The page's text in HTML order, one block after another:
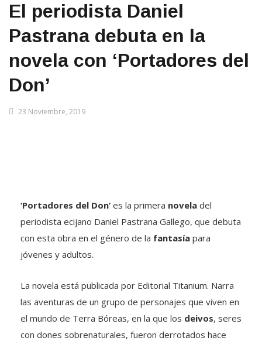
El periodista Daniel
Pastrana debuta en la
novela con ‘Portadores del
Don’
23 Noviembre, 2019
‘Portadores del Don’ es la primera novela del
periodista ecijano Daniel Pastrana Gallego, que debuta
con esta obra en el género de la fantasía para
jóvenes y adultos.
La novela está publicada por Editorial Titanium. Narra
las aventuras de un grupo de personajes que viven en
el mundo de Terra Bóreas, en la que los deivos, seres
con dones sobrenaturales, fueron derrotados hace